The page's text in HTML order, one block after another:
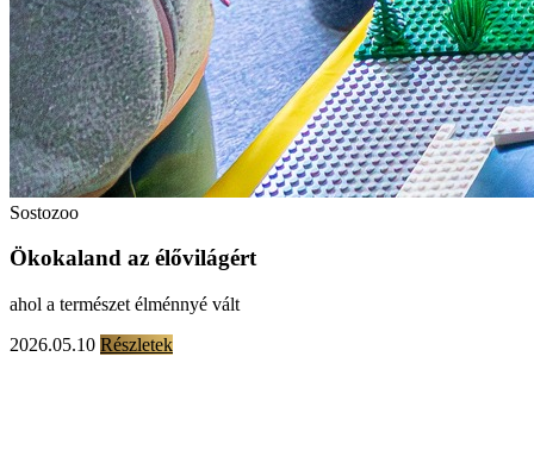
Sostozoo
Ökokaland az élővilágért
ahol a természet élménnyé vált
2026.05.10 Részletek